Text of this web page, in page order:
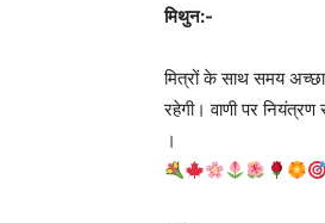
मिथुन:-
मित्रों के साथ समय अच्‍छा
रहेगी। वाणी पर
।